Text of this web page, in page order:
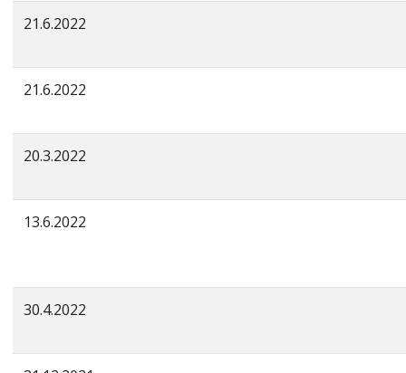
21.6.2022
21.6.2022
20.3.2022
13.6.2022
30.4.2022